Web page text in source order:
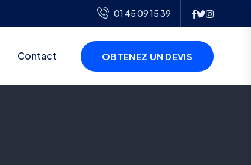
01 45 09 15 39
Contact OBTENEZ UN DEVIS